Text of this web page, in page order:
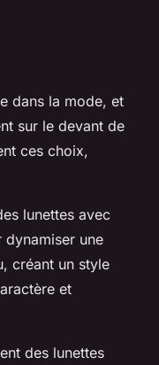
dans la mode, et
sur le devant de
ces choix,
lunettes avec
une
créant un style
et
des lunettes